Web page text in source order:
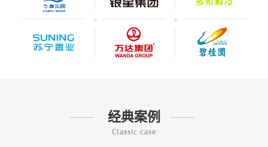
经典案例
Classic case